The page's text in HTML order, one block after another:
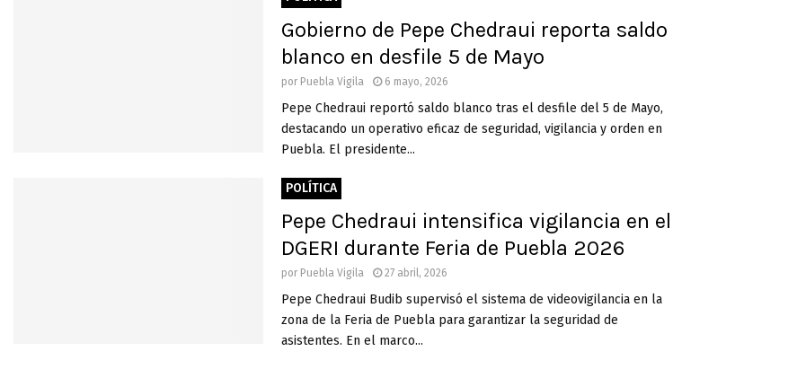
Gobierno de Pepe Chedraui reporta saldo
blanco en desfile 5 de Mayo
por Puebla Vigila 6 mayo, 2026
Pepe Chedraui reportó saldo blanco tras el desfile del 5 de Mayo,
destacando un operativo eficaz de seguridad, vigilancia y orden en
Puebla. El presidente...
POLÍTICA
Pepe Chedraui intensifica vigilancia en el
DGERI durante Feria de Puebla 2026
por Puebla Vigila 27 abril, 2026
Pepe Chedraui Budib supervisó el sistema de videovigilancia en la
zona de la Feria de Puebla para garantizar la seguridad de
asistentes. En el marco...